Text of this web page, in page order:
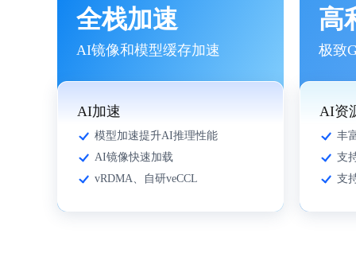
全栈加速
AI镜像和模型缓存加速
AI加速
模型加速提升AI推理性能
AI镜像快速加载
vRDMA、自研veCCL
高
极致
AI资
丰
支
支